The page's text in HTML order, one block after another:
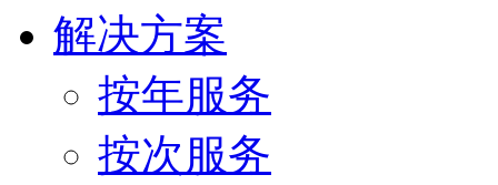
解决方案
按年服务
按次服务